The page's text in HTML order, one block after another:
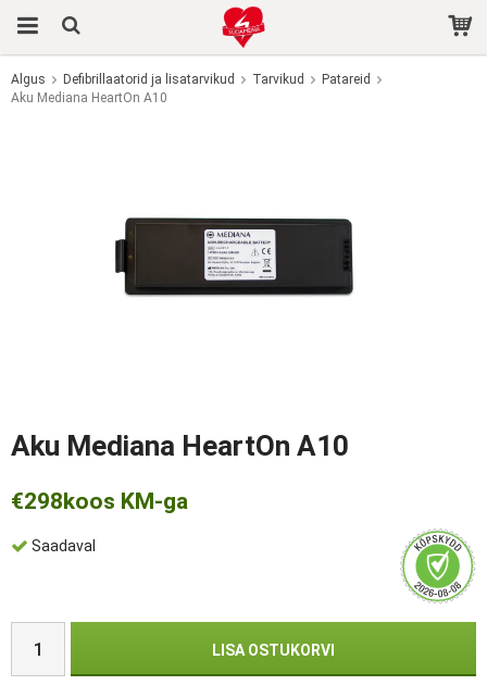
Toode on ostukorvi lisatud.
Algus Defibrillaatorid ja lisatarvikud Tarvikud
Patareid
Aku Mediana HeartOn A10
Aku Mediana HeartOn A10
€298koos KM-ga
Saadaval
LISA OSTUKORVI